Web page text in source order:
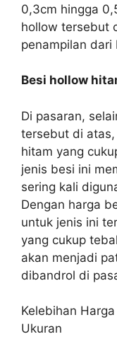
0,3cm hingga
hollow tersebut
penampilan dari
Besi hollow
Di pasaran,
tersebut di
hitam yang
jenis besi ini
sering kali
Dengan harga
untuk jenis ini
yang cukup
akan menjadi
dibandrol di
Kelebihan
Ukuran